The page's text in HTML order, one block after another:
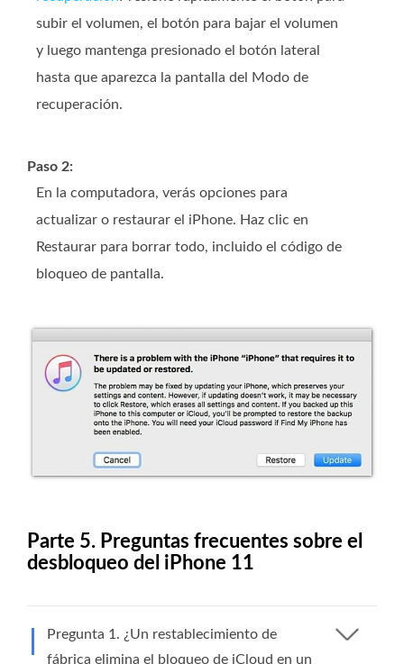
subir el volumen, el botón para bajar el volumen
y luego mantenga presionado el botón lateral
hasta que aparezca la pantalla del Modo de
recuperación.
Paso 2:
En la computadora, verás opciones para
actualizar o restaurar el iPhone. Haz clic en
Restaurar para borrar todo, incluido el código de
bloqueo de pantalla.
Parte 5. Preguntas frecuentes sobre el
desbloqueo del iPhone 11
Pregunta 1. ¿Un restablecimiento de
fábrica elimina el bloqueo de iCloud en un